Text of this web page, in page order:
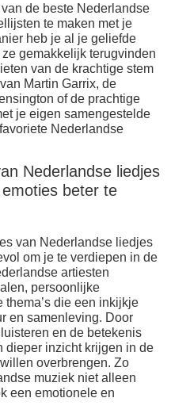
de beste Nederlandse
te maken met je
heb je al je geliefde
gemakkelijk terugvinden
van de krachtige stem
Martin Garrix, de
of de prachtige
je eigen samengestelde
Nederlandse
Nederlandse liedjes
beter te
van Nederlandse liedjes
om je te verdiepen in de
artiesten
persoonlijke
die een inkijkje
en samenleving. Door
en de betekenis
dieper inzicht krijgen in de
overbrengen. Zo
muziek niet alleen
een emotionele en